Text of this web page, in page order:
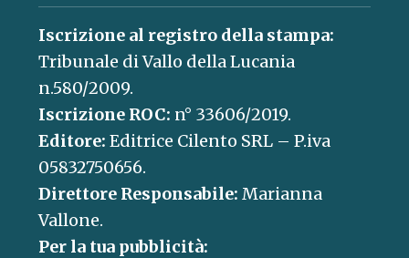
Iscrizione al registro della stampa:
Tribunale di Vallo della Lucania
n.580/2009.
Iscrizione ROC: n° 33606/2019.
Editore: Editrice Cilento SRL – P.iva
05832750656.
Direttore Responsabile: Marianna
Vallone.
Per la tua pubblicità: